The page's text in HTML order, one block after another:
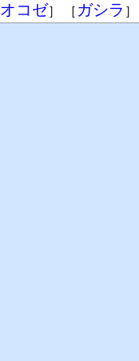
オコゼ］ ［ ガシラ